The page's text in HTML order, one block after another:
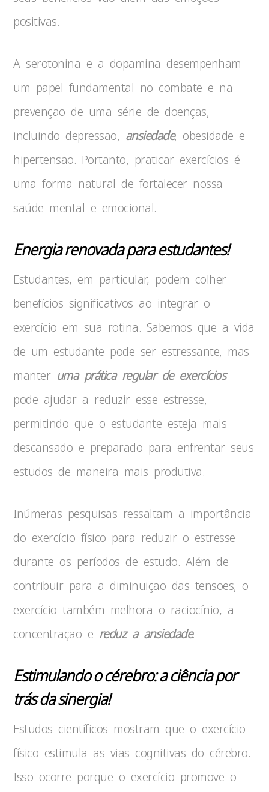
positivas.
A serotonina e a dopamina desempenham
um papel fundamental no combate e na
prevenção de uma série de doenças,
incluindo depressão, ansiedade, obesidade e
hipertensão. Portanto, praticar exercícios é
uma forma natural de fortalecer nossa
saúde mental e emocional.
Energia renovada para estudantes!
Estudantes, em particular, podem colher
benefícios significativos ao integrar o
exercício em sua rotina. Sabemos que a vida
de um estudante pode ser estressante, mas
manter uma prática regular de exercícios
pode ajudar a reduzir esse estresse,
permitindo que o estudante esteja mais
descansado e preparado para enfrentar seus
estudos de maneira mais produtiva.
Inúmeras pesquisas ressaltam a importância
do exercício físico para reduzir o estresse
durante os períodos de estudo. Além de
contribuir para a diminuição das tensões, o
exercício também melhora o raciocínio, a
concentração e reduz a ansiedade.
Estimulando o cérebro: a ciência por
trás da sinergia!
Estudos científicos mostram que o exercício
físico estimula as vias cognitivas do cérebro.
Isso ocorre porque o exercício promove o